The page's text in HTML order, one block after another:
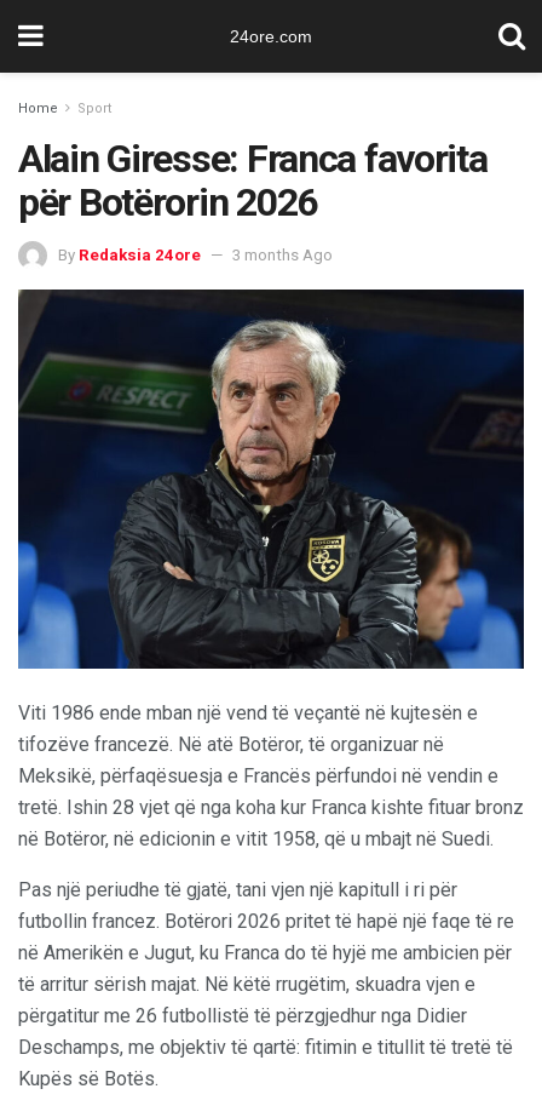
24ore.com
Home Sport
Alain Giresse: Franca favorita
për Botërorin 2026
By Redaksia 24ore 3 months Ago
Viti 1986 ende mban një vend të veçantë në kujtesën e
tifozëve francezë. Në atë Botëror, të organizuar në
Meksikë, përfaqësuesja e Francës përfundoi në vendin e
tretë. Ishin 28 vjet që nga koha kur Franca kishte fituar bronz
në Botëror, në edicionin e vitit 1958, që u mbajt në Suedi.
Pas një periudhe të gjatë, tani vjen një kapitull i ri për
futbollin francez. Botërori 2026 pritet të hapë një faqe të re
në Amerikën e Jugut, ku Franca do të hyjë me ambicien për
të arritur sërish majat. Në këtë rrugëtim, skuadra vjen e
përgatitur me 26 futbollistë të përzgjedhur nga Didier
Deschamps, me objektiv të qartë: fitimin e titullit të tretë të
Kupës së Botës.